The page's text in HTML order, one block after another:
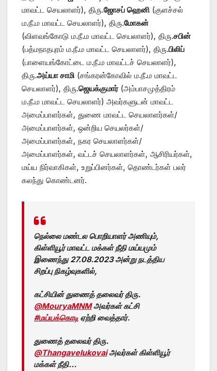
மாவட்ட செயலாளர்), திரு.ஜோசப் ஹெனி (குளச்சல்
ம.நீ.ம மாவட்ட செயலாளர்), திரு.மோகன்
(விளவங்கோடு ம.நீ.ம மாவட்ட செயலாளர்), திரு.சபின்
(பத்மநாதபுரம் ம.நீ.ம மாவட்ட செயலாளர்), திரு.பிலிப்
(பாளையங்கோட்டை ம.நீ.ம மாவட்டச் செயலாளர்),
திரு.அய்யா சாமி (சங்கரன்கோவில் ம.நீ.ம மாவட்ட
செயலாளர்), திரு.ஜெயக்குமார்(அம்பாசமுத்திரம்
ம.நீ.ம மாவட்ட செயலாளர்) அவர்களுடன் மாவட்ட
அமைப்பாளர்கள், துணை மாவட்ட செயலாளர்கள்/
அமைப்பாளர்கள், ஒன்றிய செயலர்கள்/
அமைப்பாளர்கள், நகர செயலாளர்கள்/
அமைப்பாளர்கள், வட்டச் செயலாளர்கள், ஆசிரியர்கள்,
மய்ய நிர்வாகிகள், உறுப்பினர்கள், தொண்டர்கள் பலர்
கலந்து கொண்டனர்.
நெல்லை மண்டல பொறியாளர் அணியும்,
கிள்ளியூர் மாவட்ட மக்கள் நீதி மய்யமும்
இணைந்து 27.08.2023 அன்று நடத்திய
சிறப்பு நிகழ்வுகளில்,
கட்சியின் துணைத் தலைவர் திரு.
@MouryaMNMஅவர்கள் கட்சி
#மய்யக்கொடி ஏற்றி வைத்தார்.
துணைத் தலைவர் திரு.
@Thangavelukovaiஅவர்கள் கிள்ளியூர்
மக்கள் நீதி…